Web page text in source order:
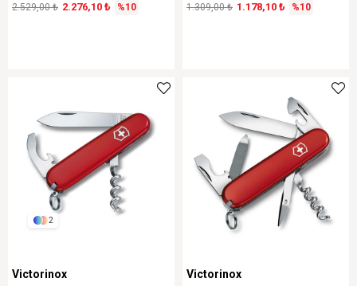
2.276,10 ₺
2.529,00 ₺ %10 1.178,10 ₺
1.309,00 ₺ %10
2
Victorinox Victorinox